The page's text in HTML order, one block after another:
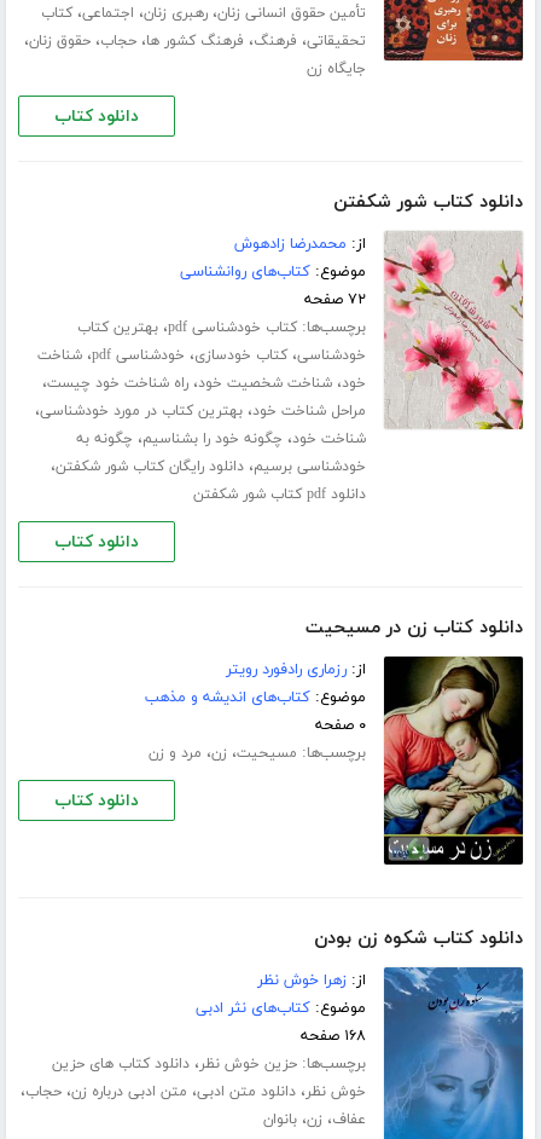
تأمین حقوق انسانی زنان،رهبری زنان، اجتماعی،کتاب
تحقیقاتی، فرهنگ، فرهنگ کشور ها،حجاب،حقوق زنان،
جایگاه زن
دانلود کتاب
دانلود کتاب شور شکفتن
از: محمدرضا زادهوش
موضوع:کتاب‌های روانشناسی
۷۲ صفحه
برچسب‌ها:کتاب خودشناسی pdf ،بهترین کتاب
خودشناسی،کتاب خودسازی، خودشناسی pdf ،شناخت
خود،شناخت شخصیت خود،راه شناخت خود چیست،
مراحل شناخت خود،بهترین کتاب در مورد خودشناسی،
شناخت خود، چگونه خود را بشناسیم، چگونه به
خودشناسی برسیم،دانلود رایگان کتاب شور شکفتن،
دانلود pdf کتاب شور شکفتن
دانلود کتاب
دانلود کتاب زن در مسیحیت
از:رزماری رادفورد رویتر
موضوع:کتاب‌های اندیشه و مذهب
۰ صفحه
برچسب‌ها: مسیحیت، زن، مرد و زن
دانلود کتاب
دانلود کتاب شکوه زن بودن
از:زهرا خوش نظر
موضوع:کتاب‌های نثر ادبی
۱۶۸ صفحه
برچسب‌ها:حزین خوش نظر،دانلود کتاب های حزین
خوش نظر،دانلود متن ادبی، متن ادبی درباره زن،حجاب،
عفاف، زن،بانوان